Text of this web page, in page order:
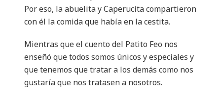
Por eso, la abuelita y Caperucita compartieron
con él la comida que había en la cestita.
Mientras que el cuento del Patito Feo nos
enseñó que todos somos únicos y especiales y
que tenemos que tratar a los demás como nos
gustaría que nos tratasen a nosotros.